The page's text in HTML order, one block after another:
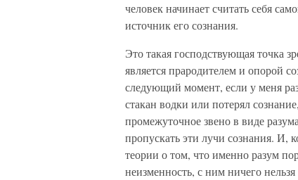
человек начинает считать себя
источник его сознания.
Это такая господствующая точка
является прародителем и опорой
следующий момент, если у меня
стакан водки или потерял
промежуточное звено в виде
пропускать эти лучи сознания. И,
теории о том, что именно разум
неизменность, с ним ничего